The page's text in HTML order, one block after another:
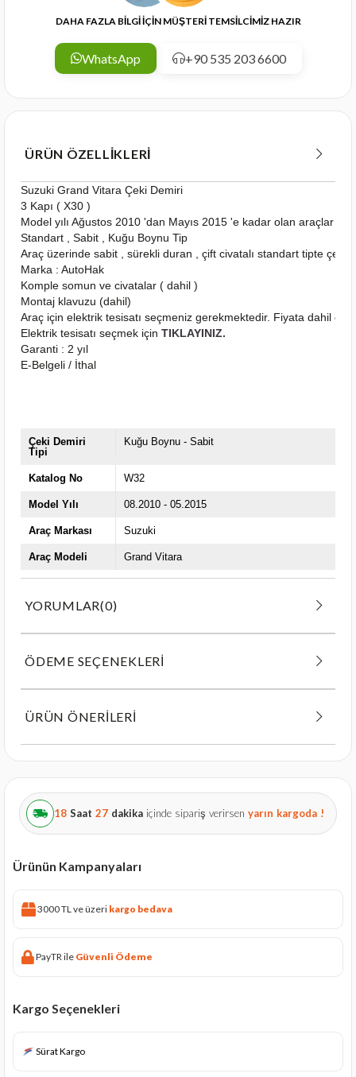
DAHA FAZLA BİLGİ İÇİN MÜŞTERİ TEMSİLCİMİZ HAZIR
WhatsApp +90 535 203 6600
ÜRÜN ÖZELLIKLERI
Suzuki Grand Vitara Çeki Demiri
3 Kapı ( X30 )
Model yılı Ağustos 2010 'dan Mayıs 2015 'e kadar olan araçlar
Standart , Sabit , Kuğu Boynu Tip
Araç üzerinde sabit , sürekli duran , çift civatalı standart tipte çeki
Marka : AutoHak
Komple somun ve civatalar ( dahil )
Montaj klavuzu (dahil)
Araç için elektrik tesisatı seçmeniz gerekmektedir. Fiyata dahil
Elektrik tesisatı seçmek için TIKLAYINIZ.
Garanti : 2 yıl
E-Belgeli / İthal
Çeki Demiri
Tipi
Kuğu Boynu - Sabit
Katalog No W32
Model Yılı 08.2010 - 05.2015
Araç Markası Suzuki
Araç Modeli Grand Vitara
YORUMLAR(0)
ÖDEME SEÇENEKLERI
ÜRÜN ÖNERILERI
18 Saat 27 dakika içinde sipariş verirsen yarın kargoda !
Ürünün Kampanyaları
3000 TL ve üzeri kargo bedava
PayTR ile Güvenli Ödeme
Kargo Seçenekleri
Sürat Kargo